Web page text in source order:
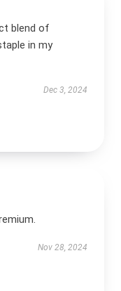
blend of
in my
Dec 3, 2024
Nov 28, 2024